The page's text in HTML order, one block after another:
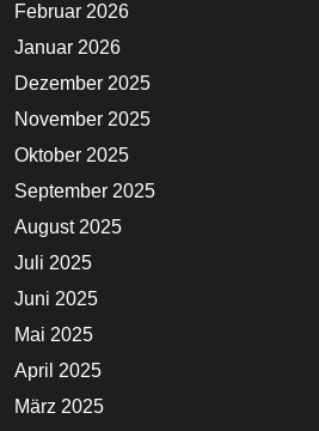
Februar 2026
Januar 2026
Dezember 2025
November 2025
Oktober 2025
September 2025
August 2025
Juli 2025
Juni 2025
Mai 2025
April 2025
März 2025